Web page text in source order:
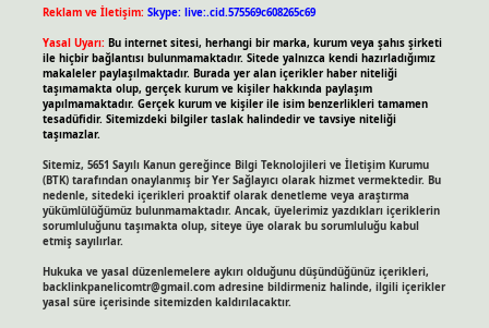
Reklam ve İletişim: Skype: live:.cid.575569c608265c69
Yasal Uyarı: Bu internet sitesi, herhangi bir marka, kurum veya şahıs şirketi
ile hiçbir bağlantısı bulunmamaktadır. Sitede yalnızca kendi hazırladığımız
makaleler paylaşılmaktadır. Burada yer alan içerikler haber niteliği
taşımamakta olup, gerçek kurum ve kişiler hakkında paylaşım
yapılmamaktadır. Gerçek kurum ve kişiler ile isim benzerlikleri tamamen
tesadüfidir. Sitemizdeki bilgiler taslak halindedir ve tavsiye niteliği
taşımazlar.
Sitemiz, 5651 Sayılı Kanun gereğince Bilgi Teknolojileri ve İletişim Kurumu
(BTK) tarafından onaylanmış bir Yer Sağlayıcı olarak hizmet vermektedir. Bu
nedenle, sitedeki içerikleri proaktif olarak denetleme veya araştırma
yükümlülüğümüz bulunmamaktadır. Ancak, üyelerimiz yazdıkları içeriklerin
sorumluluğunu taşımakta olup, siteye üye olarak bu sorumluluğu kabul
etmiş sayılırlar.
Hukuka ve yasal düzenlemelere aykırı olduğunu düşündüğünüz içerikleri,
backlinkpanelicomtr@gmail.comadresine bildirmeniz halinde, ilgili içerikler
yasal süre içerisinde sitemizden kaldırılacaktır.